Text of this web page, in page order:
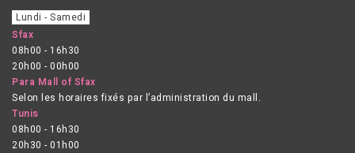
Lundi - Samedi
Sfax
08h00 - 16h30
20h00 - 00h00
Para Mall of Sfax
Selon les horaires fixés par l’administration du mall.
Tunis
08h00 - 16h30
20h30 - 01h00